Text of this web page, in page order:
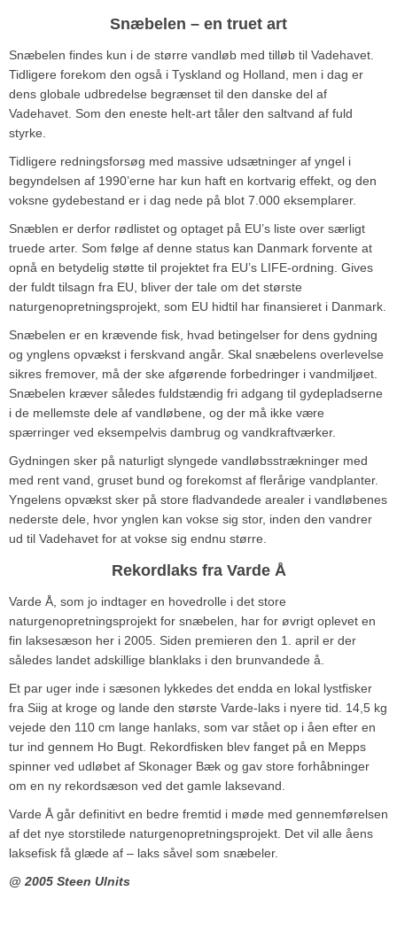
Snæbelen – en truet art
Snæbelen findes kun i de større vandløb med tilløb til Vadehavet.
Tidligere forekom den også i Tyskland og Holland, men i dag er
dens globale udbredelse begrænset til den danske del af
Vadehavet. Som den eneste helt-art tåler den saltvand af fuld
styrke.
Tidligere redningsforsøg med massive udsætninger af yngel i
begyndelsen af 1990’erne har kun haft en kortvarig effekt, og den
voksne gydebestand er i dag nede på blot 7.000 eksemplarer.
Snæblen er derfor rødlistet og optaget på EU’s liste over særligt
truede arter. Som følge af denne status kan Danmark forvente at
opnå en betydelig støtte til projektet fra EU’s LIFE-ordning. Gives
der fuldt tilsagn fra EU, bliver der tale om det største
naturgenopretningsprojekt, som EU hidtil har finansieret i Danmark.
Snæbelen er en krævende fisk, hvad betingelser for dens gydning
og ynglens opvækst i ferskvand angår. Skal snæbelens overlevelse
sikres fremover, må der ske afgørende forbedringer i vandmiljøet.
Snæbelen kræver således fuldstændig fri adgang til gydepladserne
i de mellemste dele af vandløbene, og der må ikke være
spærringer ved eksempelvis dambrug og vandkraftværker.
Gydningen sker på naturligt slyngede vandløbsstrækninger med
med rent vand, gruset bund og forekomst af flerårige vandplanter.
Yngelens opvækst sker på store fladvandede arealer i vandløbenes
nederste dele, hvor ynglen kan vokse sig stor, inden den vandrer
ud til Vadehavet for at vokse sig endnu større.
Rekordlaks fra Varde Å
Varde Å, som jo indtager en hovedrolle i det store
naturgenopretningsprojekt for snæbelen, har for øvrigt oplevet en
fin laksesæson her i 2005. Siden premieren den 1. april er der
således landet adskillige blanklaks i den brunvandede å.
Et par uger inde i sæsonen lykkedes det endda en lokal lystfisker
fra Siig at kroge og lande den største Varde-laks i nyere tid. 14,5 kg
vejede den 110 cm lange hanlaks, som var stået op i åen efter en
tur ind gennem Ho Bugt. Rekordfisken blev fanget på en Mepps
spinner ved udløbet af Skonager Bæk og gav store forhåbninger
om en ny rekordsæson ved det gamle laksevand.
Varde Å går definitivt en bedre fremtid i møde med gennemførelsen
af det nye storstilede naturgenopretningsprojekt. Det vil alle åens
laksefisk få glæde af – laks såvel som snæbeler.
@ 2005 Steen Ulnits